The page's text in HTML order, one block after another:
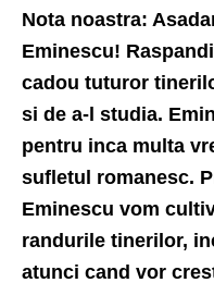
Nota noastra:
Eminescu!
cadou tuturor
si de a-l studia.
pentru inca multa
sufletul romanesc.
Eminescu vom
randurile tinerilor,
atunci cand vor